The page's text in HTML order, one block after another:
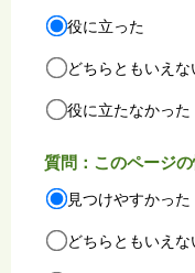
役に立った
どちらともいえな
役に立たなかった
質問：このページ
見つけやすかった
どちらともいえな